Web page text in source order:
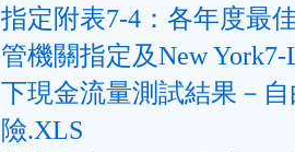
指定附表7-4：各年度最
管機關指定及New
下現金流量測試結果－
險.XLS